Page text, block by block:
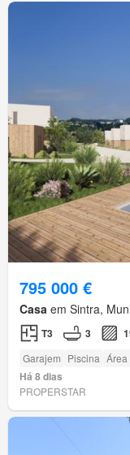
795 000 €
Casa em Sintra,
T3 3
Garajem Piscina Área
Há 8 dias
PROPERSTAR